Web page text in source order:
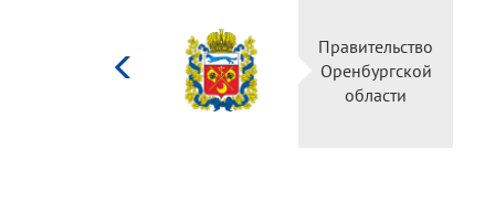
Министерство
культуры
Российской
федерации